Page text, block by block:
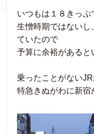
いつもは１８きっ
生憎時期ではないし
ていたので
予算に余裕があると
乗ったことがない
特急きぬがわに新宿